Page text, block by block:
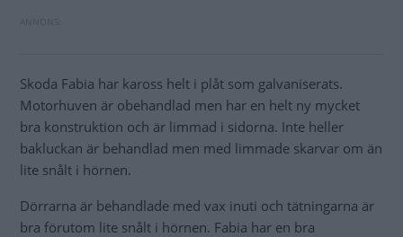
Skoda Fabia har kaross helt i plåt som galvaniserats.
Motorhuven är obehandlad men har en helt ny mycket
bra konstruktion och är limmad i sidorna. Inte heller
bakluckan är behandlad men med limmade skarvar om än
lite snålt i hörnen.
Dörrarna är behandlade med vax inuti och tätningarna är
bra förutom lite snålt i hörnen. Fabia har en bra